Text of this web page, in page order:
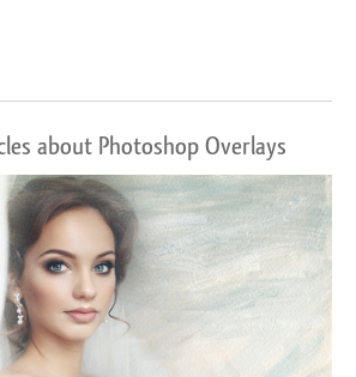
about Photoshop Overlays